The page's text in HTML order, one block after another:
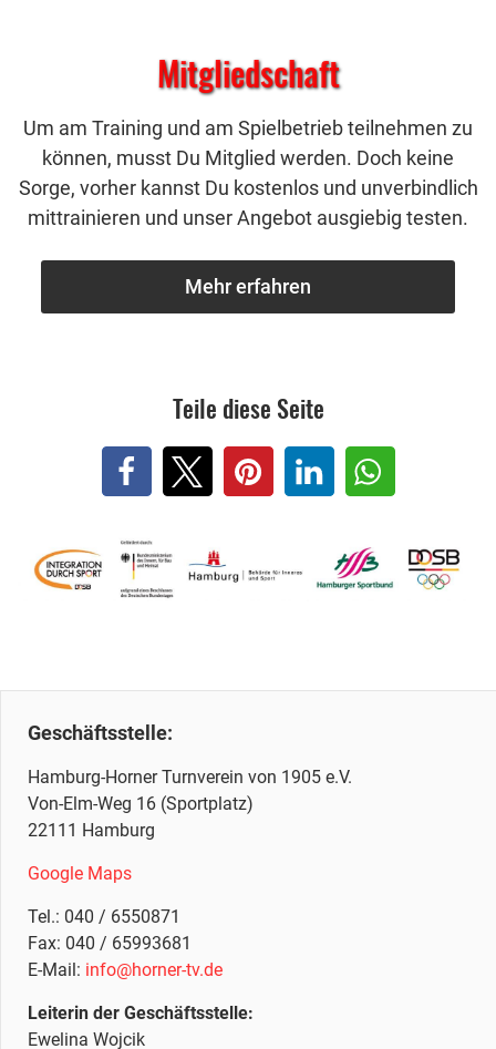
Mitgliedschaft
Um am Training und am Spielbetrieb teilnehmen zu
können, musst Du Mitglied werden. Doch keine
Sorge, vorher kannst Du kostenlos und unverbindlich
mittrainieren und unser Angebot ausgiebig testen.
Mehr erfahren
Teile diese Seite
Geschäftsstelle:
Hamburg-Horner Turnverein von 1905 e.V.
Von-Elm-Weg 16 (Sportplatz)
22111 Hamburg
Google Maps
Tel.: 040 / 6550871
Fax: 040 / 65993681
E-Mail: info@horner-tv.de
Leiterin der Geschäftsstelle:
Ewelina Wojcik